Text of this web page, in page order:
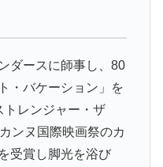
ダースに師事し、80
・バケーション」を
トレンジャー・ザ
ンヌ国際映画祭のカ
受賞し脚光を浴び